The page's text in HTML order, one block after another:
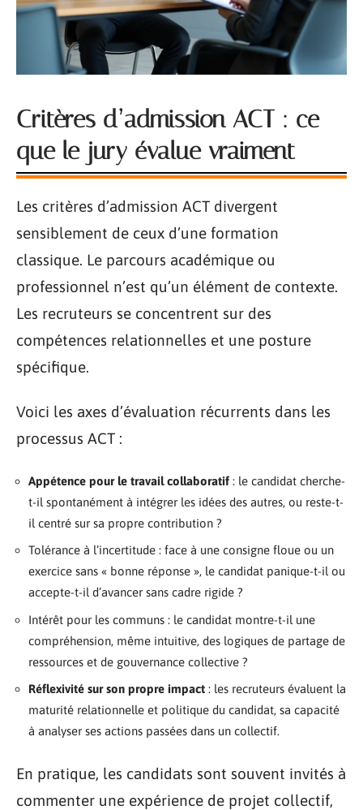
Critères d’admission ACT : ce
que le jury évalue vraiment
Les critères d’admission ACT divergent
sensiblement de ceux d’une formation
classique. Le parcours académique ou
professionnel n’est qu’un élément de contexte.
Les recruteurs se concentrent sur des
compétences relationnelles et une posture
spécifique.
Voici les axes d’évaluation récurrents dans les
processus ACT :
Appétence pour le travail collaboratif : le candidat cherche-
t-il spontanément à intégrer les idées des autres, ou reste-t-
il centré sur sa propre contribution ?
Tolérance à l’incertitude : face à une consigne floue ou un
exercice sans « bonne réponse », le candidat panique-t-il ou
accepte-t-il d’avancer sans cadre rigide ?
Intérêt pour les communs : le candidat montre-t-il une
compréhension, même intuitive, des logiques de partage de
ressources et de gouvernance collective ?
Réflexivité sur son propre impact : les recruteurs évaluent la
maturité relationnelle et politique du candidat, sa capacité
à analyser ses actions passées dans un collectif.
En pratique, les candidats sont souvent invités à
commenter une expérience de projet collectif,